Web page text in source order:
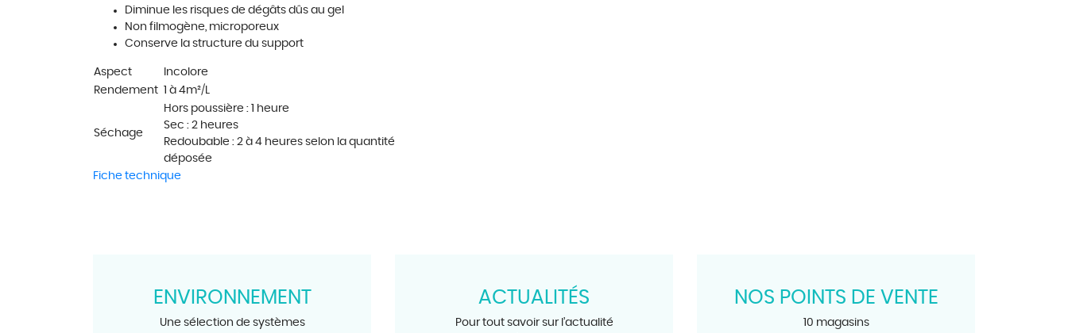
Diminue les risques de dégâts dûs au gel
Non filmogène, microporeux
Conserve la structure du support
Aspect
Incolore
Rendement
1 à 4m²/L
Séchage
Hors poussière : 1 heure
Sec : 2 heures
Redoubable : 2 à 4 heures selon la quantité
déposée
Fiche technique
ENVIRONNEMENT
Une sélection de systèmes
ACTUALITÉS
Pour tout savoir sur l’actualité
NOS POINTS DE VENTE
10 magasins